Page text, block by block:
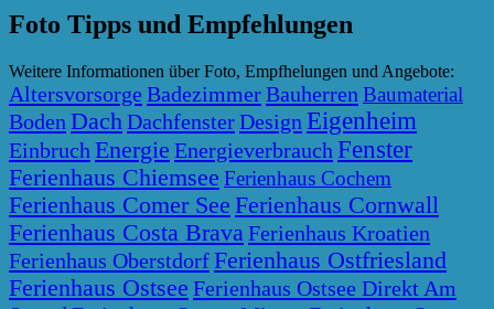
Foto Tipps und Empfehlungen
Weitere Informationen über Foto, Empfhelungen und Angebote:
Altersvorsorge BadezimmerBauherren Baumaterial
Boden DachDachfensterDesign Eigenheim
Einbruch Energie Energieverbrauch Fenster
Ferienhaus Chiemsee Ferienhaus Cochem
Ferienhaus Comer See Ferienhaus Cornwall
Ferienhaus Costa BravaFerienhaus Kroatien
Ferienhaus OberstdorfFerienhaus Ostfriesland
Ferienhaus Ostsee Ferienhaus Ostsee Direkt Am